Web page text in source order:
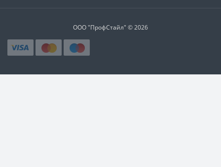
ООО "ПрофСтайл" © 2026